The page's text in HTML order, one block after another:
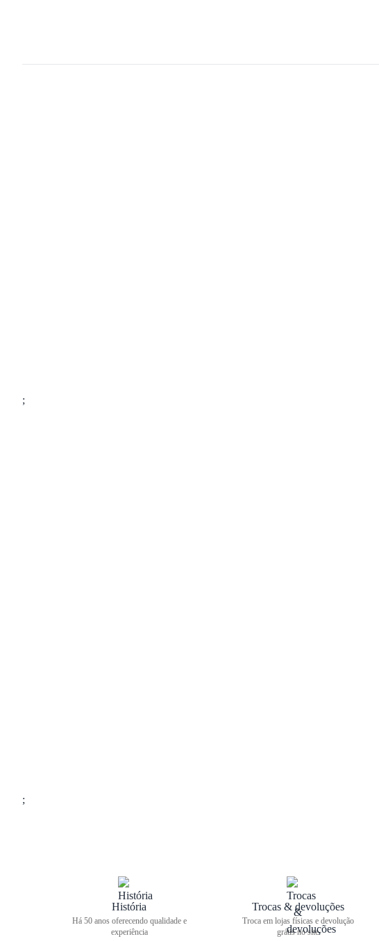
;
;
História
Há 50 anos oferecendo qualidade e
experiência
Trocas & devoluções
Troca em lojas físicas e devolução
grátis no site